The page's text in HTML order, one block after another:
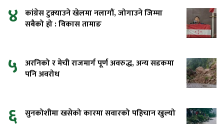
४ कांग्रेस टुक्र्याउने खेलमा नलागौं, जोगाउने जिम्मा
सबैको हो : विकास तामाङ
५ अरनिको र मेची राजमार्ग पूर्ण अवरुद्ध, अन्य सडकमा
पनि अवरोध
६ सुनकोशीमा खसेको कारमा सवारको पहिचान खुल्यो